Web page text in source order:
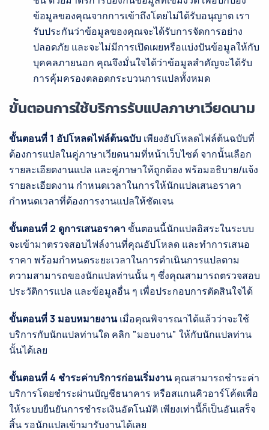
ข้อมูลของคุณจากการเข้าถึงโดยไม่ได้รับอนุญาต เรา
รับประกันว่าข้อมูลของคุณจะได้รับการจัดการอย่าง
ปลอดภัย และจะไม่มีการเปิดเผยหรือแบ่งปันข้อมูลให้กับ
บุคคลภายนอก คุณจึงมั่นใจได้ว่าข้อมูลสำคัญจะได้รับ
การคุ้มครองตลอดกระบวนการแปลทั้งหมด
ขั้นตอนการใช้บริการรับแปลภาษาเวียดนาม
ขั้นตอนที่ 1 อัปโหลดไฟล์ต้นฉบับ เพียงอัปโหลดไฟล์ต้นฉบับที่
ต้องการแปลในคู่ภาษาเวียดนามที่หน้าเว็บไซต์ จากนั้นเลือก
รายละเอียดงานแปล และคู่ภาษาให้ถูกต้อง พร้อมอธิบาย/แจ้ง
รายละเอียดงาน กำหนดเวลาในการให้นักแปลเสนอราคา
กำหนดเวลาที่ต้องการงานแปลให้ชัดเจน
ขั้นตอนที่ 2 ดูการเสนอราคาขั้นตอนนี้นักแปลอิสระในระบบ
จะเข้ามาตรวจสอบไฟล์งานที่คุณอัปโหลด และทำการเสนอ
ราคา พร้อมกำหนดระยะเวลาในการดำเนินการแปลตาม
ความสามารถของนักแปลท่านนั้น ๆ ซึ่งคุณสามารถตรวจสอบ
ประวัติการแปล และข้อมูลอื่น ๆ เพื่อประกอบการตัดสินใจได้
ขั้นตอนที่ 3 มอบหมายงานเมื่อคุณพิจารณาได้แล้วว่าจะใช้
บริการกับนักแปลท่านใด คลิก "มอบงาน" ให้กับนักแปลท่าน
นั้นได้เลย
ขั้นตอนที่ 4 ชำระค่าบริการก่อนเริ่มงานคุณสามารถชำระค่า
บริการโดยชำระผ่านบัญชีธนาคาร หรือสแกนคิวอาร์โค้ดเพื่อ
ให้ระบบยืนยันการชำระเงินอัตโนมัติ เพียงเท่านี้ก็เป็นอันเสร็จ
สิ้น รอนักแปลเข้ามารับงานได้เลย